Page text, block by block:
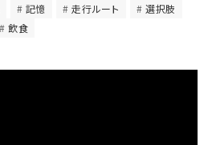
記憶 走行ルート
選択肢
飲食